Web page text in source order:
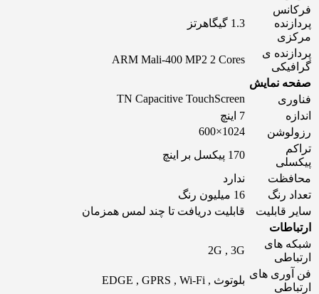
فرکانس
پردازنده
مرکزی
1.3 گیگاهرتز
پردازنده ی
گرافیکی
ARM Mali-400 MP2 2 Cores
صفحه نمایش
فناوری
TN Capacitive TouchScreen
اندازه
7 اینچ
رزولوشن
1024×600
تراکم
پیکسلی
170 پیکسل بر اینچ
محافظت
ندارد
تعداد رنگ
16 میلیون رنگ
سایر قابلیت
قابلیت دریافت تا چند لمس همزمان
ارتباطات
شبکه های
ارتباطی
2G , 3G
فن آوری های
ارتباطی
بلوتوث , EDGE , GPRS , Wi-Fi